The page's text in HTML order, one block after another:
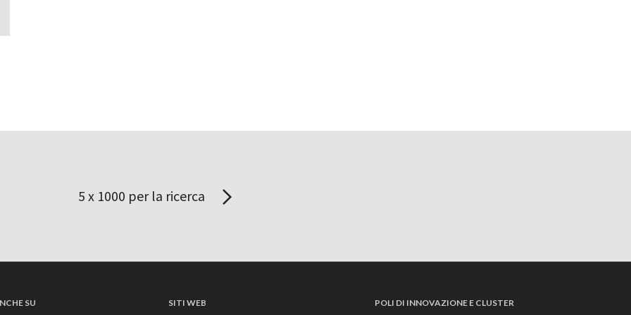
5 x 1000 per la ricerca
SU SITI WEB POLI DI INNOVAZIONE E CLUSTER